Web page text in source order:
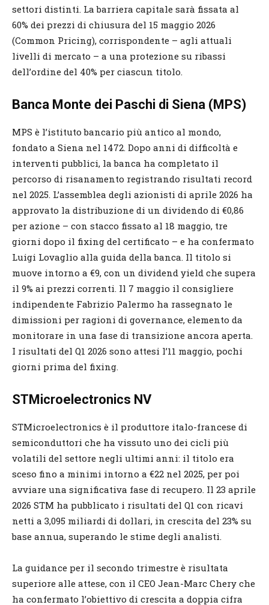
settori distinti. La barriera capitale sarà fissata al
60% dei prezzi di chiusura del 15 maggio 2026
(Common Pricing), corrispondente – agli attuali
livelli di mercato – a una protezione su ribassi
dell’ordine del 40% per ciascun titolo.
Banca Monte dei Paschi di Siena (MPS)
MPS è l’istituto bancario più antico al mondo,
fondato a Siena nel 1472. Dopo anni di difficoltà e
interventi pubblici, la banca ha completato il
percorso di risanamento registrando risultati record
nel 2025. L’assemblea degli azionisti di aprile 2026 ha
approvato la distribuzione di un dividendo di €0,86
per azione – con stacco fissato al 18 maggio, tre
giorni dopo il fixing del certificato – e ha confermato
Luigi Lovaglio alla guida della banca. Il titolo si
muove intorno a €9, con un dividend yield che supera
il 9% ai prezzi correnti. Il 7 maggio il consigliere
indipendente Fabrizio Palermo ha rassegnato le
dimissioni per ragioni di governance, elemento da
monitorare in una fase di transizione ancora aperta.
I risultati del Q1 2026 sono attesi l’11 maggio, pochi
giorni prima del fixing.
STMicroelectronics NV
STMicroelectronics è il produttore italo-francese di
semiconduttori che ha vissuto uno dei cicli più
volatili del settore negli ultimi anni: il titolo era
sceso fino a minimi intorno a €22 nel 2025, per poi
avviare una significativa fase di recupero. Il 23 aprile
2026 STM ha pubblicato i risultati del Q1 con ricavi
netti a 3,095 miliardi di dollari, in crescita del 23% su
base annua, superando le stime degli analisti.
La guidance per il secondo trimestre è risultata
superiore alle attese, con il CEO Jean-Marc Chery che
ha confermato l’obiettivo di crescita a doppia cifra